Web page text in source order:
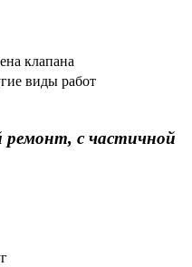
клапана
виды работ
ремонт, с частичной